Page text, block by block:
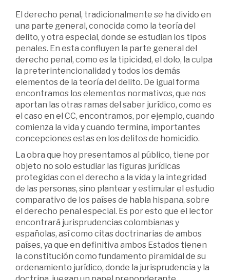
El derecho penal, tradicionalmente se ha divido en
una parte general, conocida como la teoría del
delito, y otra especial, donde se estudian los tipos
penales. En esta confluyen la parte general del
derecho penal, como es la tipicidad, el dolo, la culpa
la preterintencionalidad y todos los demás
elementos de la teoría del delito. De igual forma
encontramos los elementos normativos, que nos
aportan las otras ramas del saber jurídico, como es
el caso en el CC, encontramos, por ejemplo, cuando
comienza la vida y cuando termina, importantes
concepciones estas en los delitos de homicidio.
La obra que hoy presentamos al público, tiene por
objeto no solo estudiar las figuras jurídicas
protegidas con el derecho a la vida y la integridad
de las personas, sino plantear y estimular el estudio
comparativo de los países de habla hispana, sobre
el derecho penal especial. Es por esto que el lector
encontrará jurisprudencias colombianas y
españolas, así como citas doctrinarias de ambos
países, ya que en definitiva ambos Estados tienen
la constitución como fundamento piramidal de su
ordenamiento jurídico, donde la jurisprudencia y la